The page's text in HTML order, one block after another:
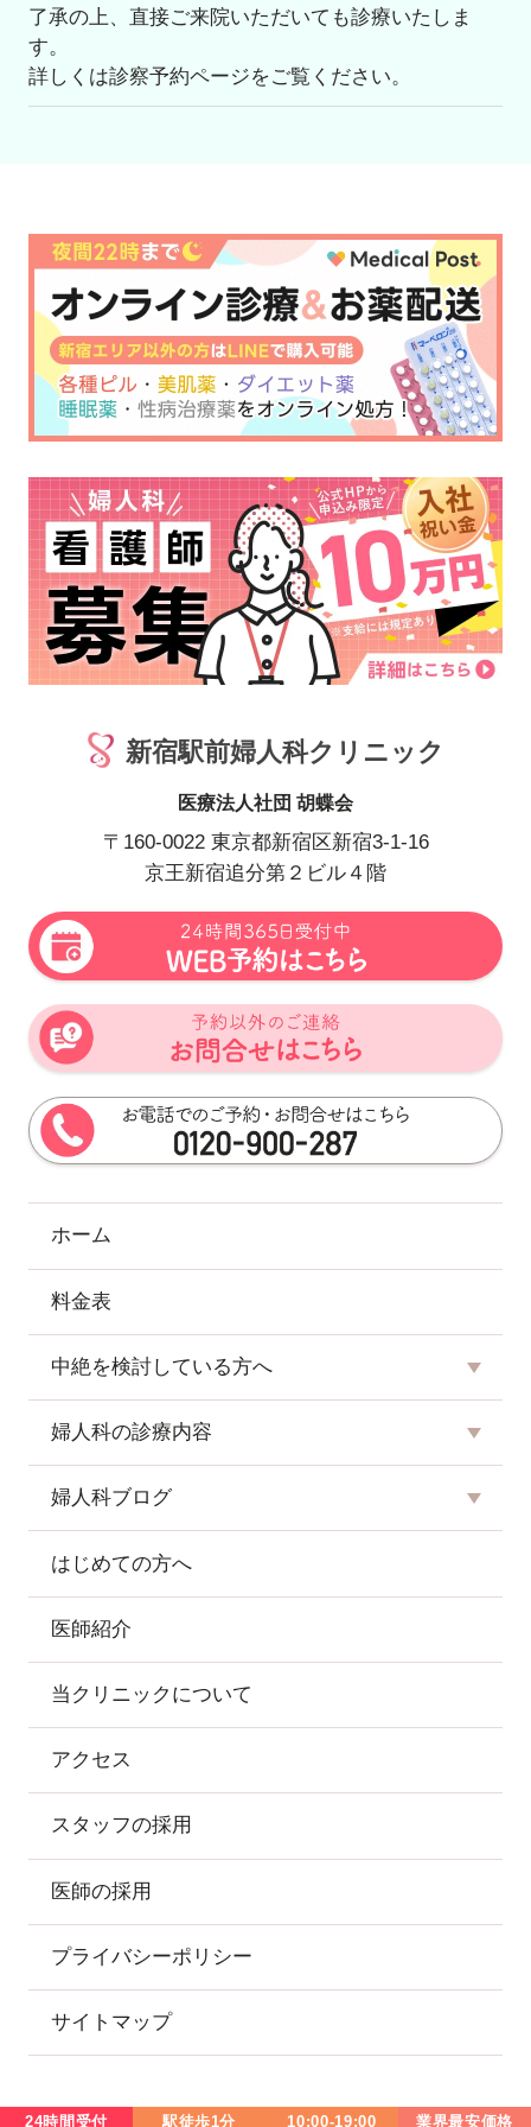
了承の上、直接ご来院いただいても診療いたしま
す。
詳しくは診察予約ページをご覧ください。
新宿駅前婦人科クリニック
医療法人社団 胡蝶会
〒160-0022 東京都新宿区新宿3-1-16
京王新宿追分第２ビル４階
ホーム
料金表
中絶を検討している方へ
婦人科の診療内容
婦人科ブログ
はじめての方へ
医師紹介
当クリニックについて
アクセス
スタッフの採用
医師の採用
プライバシーポリシー
サイトマップ
24時間受付 駅徒歩1分 10:00-19:00 業界最安価格